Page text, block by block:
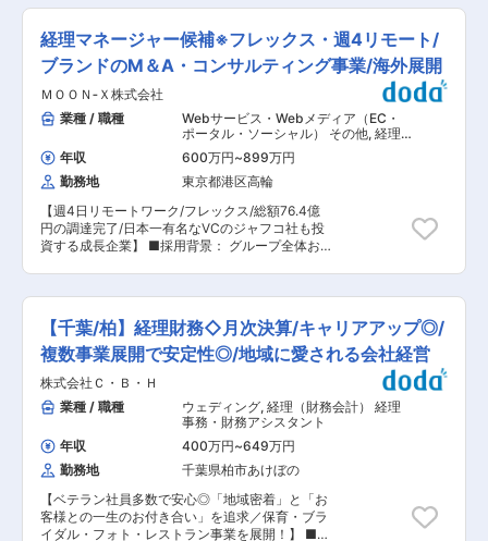
進…TVなどで競り結果を手書きでまとめているシ
ーンを見ている方もいるかもしれませんが、当社
はタブレットを導入。入力されたデータが本社に
自動で集まるため、それらを集計頂くことがメイ
ンです。 ・コミュニケーションの多い環境…業務
で関わる範囲が広いので、多くの方とコミュニケ
ーションする場面があります。その分感謝の声も
いただきやすい環境です。 ・働き方…魚市場に合
わせて6時に始業。残業はほぼ無く、15時30分に
帰宅可能なため午後の時間も有意義に使用するこ
とも可能です。 ・地域密着…豊後高田市の海鮮流
通を担う当社。地域の食生活を支えており、なく
てはならない存在です。 ・商品開発などにもチャ
レンジ…魚市場を運営するだけでなく、地域のお
魚をより楽しんでいただくために商品開発を行い
販売するなど会社としてもチャレンジを続けてい
います。大分県内で一番の規模（売上、生産量）
の練り製品製造工場（市場併設）を運営していま
す。社長自らが先頭に立ち自社独自開発してお
り、顧客との共同開発により、鱧（ハモ）などの
高級食材をふんだんに使った新商品開発と、その
販売も行っています。直営で練り製品を扱ってい
る珍しい企業です。 ・市場での「競り」にIT導入
（時短業務効率化推進）、毎週水曜日は社員全員
参加の勉強会実施、職場美化の取り組みとして環
境整備活動など、全社一丸で働きやすい職場作り
に邁進しています。
経理マネージャー候補※フレックス・週4リモート/
ブランドのM＆A・コンサルティング事業/海外展開
ＭＯＯＮ‐Ｘ株式会社
業種 / 職種
Webサービス・Webメディア（EC・
ポータル・ソーシャル） その他, 経理
（財務会計） 経理事務・財務アシスタ
ント
年収 600万円~899万円
勤務地
東京都港区高輪
【週4日リモートワーク/フレックス/総額76.4億
円の調達完了/日本一有名なVCのジャフコ社も投
資する成長企業】 ■採用背景： グループ全体お
を中心にご担当いただきます。 ■業務内容： ・
月次決算、年次決算業務 ・税務申告書作成補助業
務 ・経理業務のフロー整備、システムなどの要件
定義 ・プロジェクトやメンバーマネジメント ・
その他（経理・財務の業務全般や連結決算） ※作
業的な業務は一部、派遣社員が対応しています ※
月次業務を対応しつつ、将来的には、管理会計・
連結決算・監査対応・M&A後の経理PMIなど、ス
キルや希望により幅広くお任せしたいと考えてい
ます。 ■組織構成： 経理部門は11名(部長1名・マ
ネージャー2名・メンバー4名・派遣社員4名)の体
制で、総合商社や化学メーカーなどの大手企業、
IPO準備フェーズのスタートアップなど幅広い経
験を積んだ社員が在籍。※協業が多い主計部には
【千葉/柏】経理財務◇月次決算/キャリアアップ◎/
複数事業展開で安定性◎/地域に愛される会社経営
株式会社Ｃ・Ｂ・Ｈ
業種 / 職種
ウェディング, 経理（財務会計） 経理
事務・財務アシスタント
年収
400万円~649万円
勤務地
千葉県柏市あけぼの
【ベテラン社員多数で安心◎「地域密着」と「お
客様との一生のお付き合い」を追求／保育・ブラ
イダル・フォト・レストラン事業を展開！】 ■業